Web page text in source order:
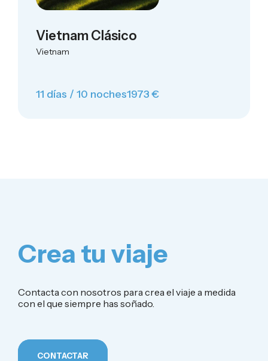
Vietnam Clásico
Vietnam
11 días / 10 noches1973 €
Crea tu viaje
Contacta con nosotros para crea el viaje a medida
con el que siempre has soñado.
CONTACTAR